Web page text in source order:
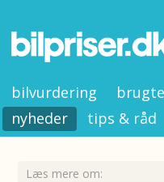
bilvurdering
nyheder
tips & råd
Læs mere om: